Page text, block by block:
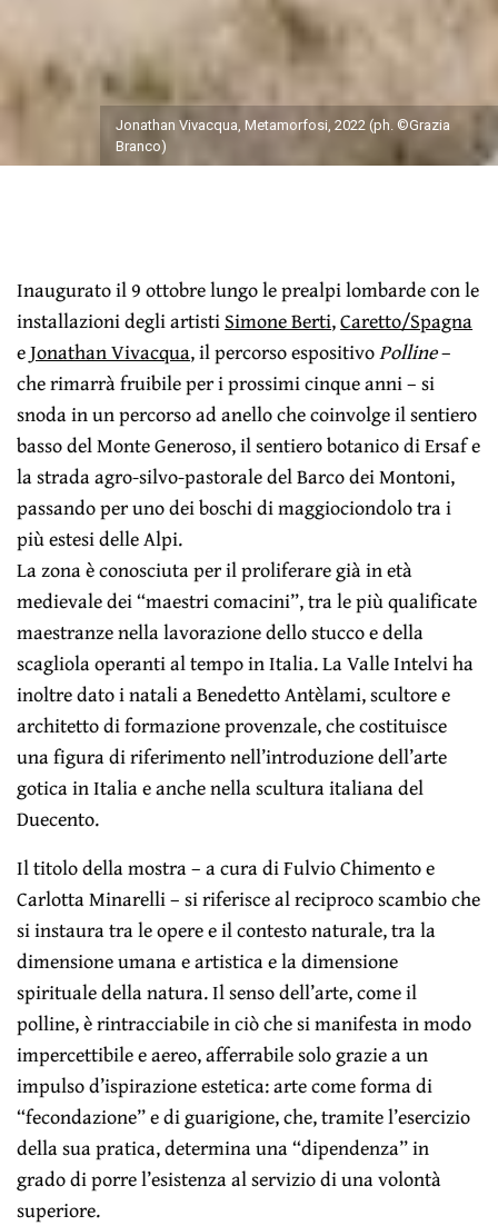
Jonathan Vivacqua, Metamorfosi, 2022 (ph. ©Grazia
Branco)
Inaugurato il 9 ottobre lungo le prealpi lombarde con le
installazioni degli artistiSimone Berti,Caretto/Spagna
eJonathan Vivacqua, il percorso espositivoPolline–
che rimarrà fruibile per i prossimi cinque anni – si
snoda in un percorso ad anello che coinvolge il sentiero
basso del Monte Generoso, il sentiero botanico di Ersaf e
la strada agro-silvo-pastorale del Barco dei Montoni,
passando per uno dei boschi di maggiociondolo tra i
più estesi delle Alpi.
La zona è conosciuta per il proliferare già in età
medievale dei “maestri comacini”, tra le più qualificate
maestranze nella lavorazione dello stucco e della
scagliola operanti al tempo in Italia. La Valle Intelvi ha
inoltre dato i natali a Benedetto Antèlami, scultore e
architetto di formazione provenzale, che costituisce
una figura di riferimento nell’introduzione dell’arte
gotica in Italia e anche nella scultura italiana del
Duecento.
Il titolo della mostra – a cura di Fulvio Chimento e
Carlotta Minarelli – si riferisce al reciproco scambio che
si instaura tra le opere e il contesto naturale, tra la
dimensione umana e artistica e la dimensione
spirituale della natura. Il senso dell’arte, come il
polline, è rintracciabile in ciò che si manifesta in modo
impercettibile e aereo, afferrabile solo grazie a un
impulso d’ispirazione estetica: arte come forma di
“fecondazione” e di guarigione, che, tramite l’esercizio
della sua pratica, determina una “dipendenza” in
grado di porre l’esistenza al servizio di una volontà
superiore.